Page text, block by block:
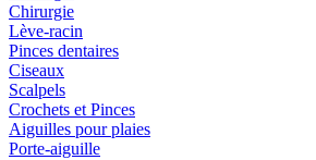
Chirurgie
Lève-racin
Pinces dentaires
Ciseaux
Scalpels
Crochets et Pinces
Aiguilles pour plaies
Porte-aiguille